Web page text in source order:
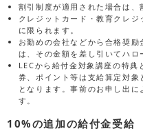
割引制度が適用された場合は、
クレジットカード・教育クレ
に限られます。
お勤めの会社などから合格奨
は、その金額を差し引いてハロ
LECから給付金対象講座の特
券、ポイント等は支給算定対
となります。事前のお申し出
す。
10%の追加の給付金受給